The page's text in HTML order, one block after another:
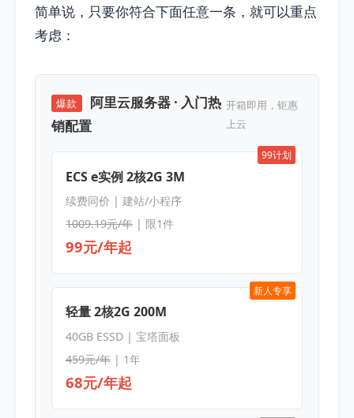
简单说，只要你符合下面任意一条，就可以重点
考虑：
爆款
阿里云服务器 · 入门热
销配置
开箱即用，钜惠
上云
99计划
ECS e实例 2核2G 3M
续费同价 | 建站/小程序
1009.19元/年| 限1件
99元/年起
新人专享
轻量 2核2G 200M
40GB ESSD | 宝塔面板
459元/年| 1年
68元/年起